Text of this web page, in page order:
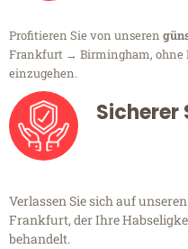
Profitieren Sie von unseren
Frankfurt → Birmingham, ohne
einzugehen.
Sicherer
Verlassen Sie sich auf
Frankfurt, der Ihre
behandelt.